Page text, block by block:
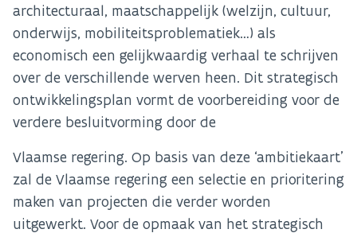
architecturaal, maatschappelijk (welzijn, cultuur,
onderwijs, mobiliteitsproblematiek…) als
economisch een gelijkwaardig verhaal te schrijven
over de verschillende werven heen. Dit strategisch
ontwikkelingsplan vormt de voorbereiding voor de
verdere besluitvorming door de
Vlaamse regering. Op basis van deze ‘ambitiekaart’
zal de Vlaamse regering een selectie en prioritering
maken van projecten die verder worden
uitgewerkt. Voor de opmaak van het strategisch